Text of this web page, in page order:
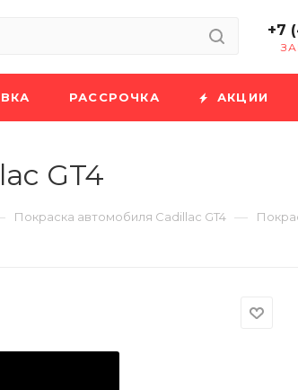
+7
РАССРОЧКА АКЦИИ
GT4
Покраска автомобиля Cadillac GT4 —